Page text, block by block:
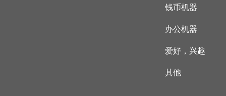
钱币机器
办公机器
爱好，兴趣
其他